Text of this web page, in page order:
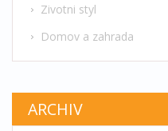
Zivotni styl
Domov a zahrada
ARCHIV